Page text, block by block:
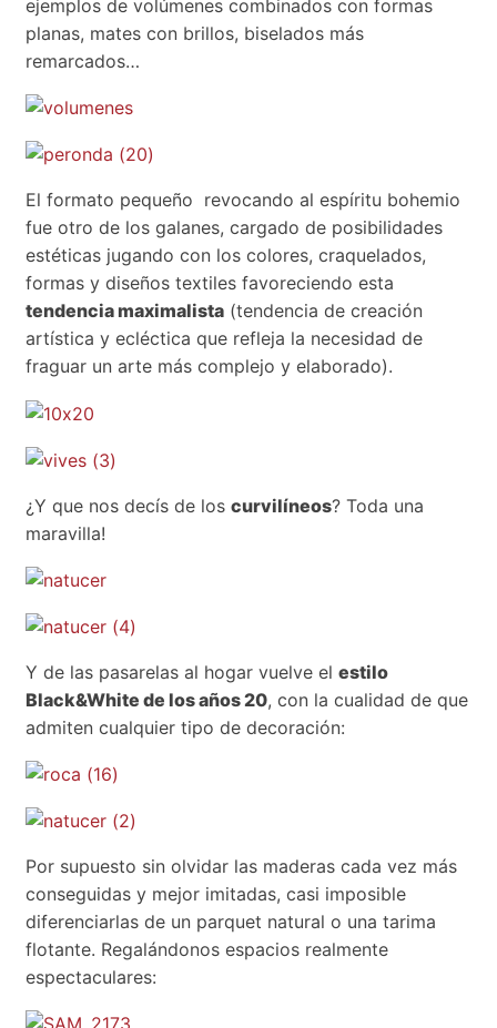
ejemplos de volúmenes combinados con formas
planas, mates con brillos, biselados más
remarcados…
El formato pequeño revocando al espíritu bohemio
fue otro de los galanes, cargado de posibilidades
estéticas jugando con los colores, craquelados,
formas y diseños textiles favoreciendo esta
tendencia maximalista(tendencia de creación
artística y ecléctica que refleja la necesidad de
fraguar un arte más complejo y elaborado).
¿Y que nos decís de los curvilíneos? Toda una
maravilla!
Y de las pasarelas al hogar vuelve el estilo
Black&White de los años 20, con la cualidad de que
admiten cualquier tipo de decoración:
Por supuesto sin olvidar las maderas cada vez más
conseguidas y mejor imitadas, casi imposible
diferenciarlas de un parquet natural o una tarima
flotante. Regalándonos espacios realmente
espectaculares: